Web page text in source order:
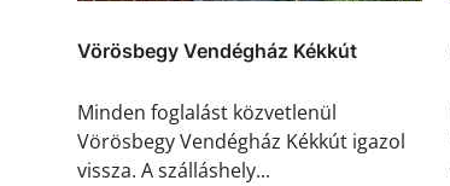
Vörösbegy Vendégház Kékkút
Minden foglalást közvetlenül
Vörösbegy Vendégház Kékkút igazol
vissza. A szálláshely...